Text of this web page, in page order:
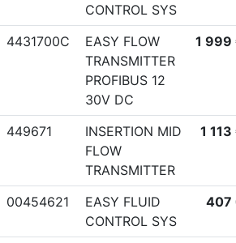
CONTROL SYS
4431700C
EASY FLOW
TRANSMITTER
PROFIBUS 12
30V DC
1 999
449671
INSERTION MID
FLOW
TRANSMITTER
1 113
00454621
EASY FLUID
CONTROL SYS
407